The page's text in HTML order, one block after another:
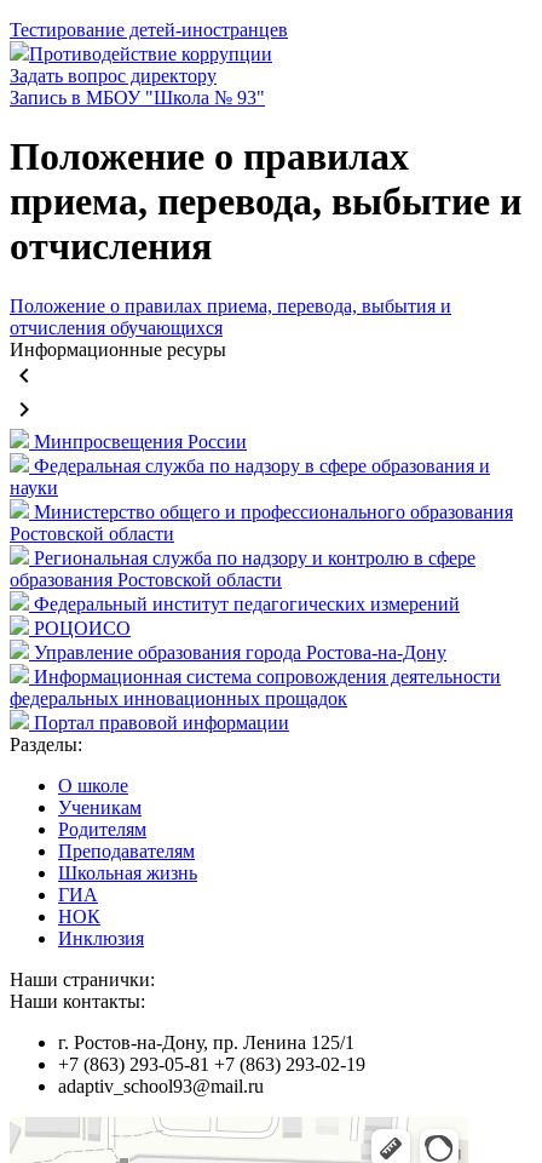
Тестирование детей-иностранцев
Противодействие коррупции
Задать вопрос директору
Запись в МБОУ "Школа № 93"
Положение о правилах
приема, перевода, выбытие и
отчисления
Положение о правилах приема, перевода, выбытия и
отчисления обучающихся
Информационные ресуры
keyboard_arrow_left
keyboard_arrow_right
Минпросвещения России
Федеральная служба по надзору в сфере образования и
науки
Министерство общего и профессионального образования
Ростовской области
Региональная служба по надзору и контролю в сфере
образования Ростовской области
Федеральный институт педагогических измерений
РОЦОИСО
Управление образования города Ростова-на-Дону
Информационная система сопровождения деятельности
федеральных инновационных прощадок
Портал правовой информации
Разделы:
О школе
Ученикам
Родителям
Преподавателям
Школьная жизнь
ГИА
НОК
Инклюзия
Наши странички:
Наши контакты:
г. Ростов-на-Дону, пр. Ленина 125/1
+7 (863) 293-05-81 +7 (863) 293-02-19
adaptiv_school93@mail.ru